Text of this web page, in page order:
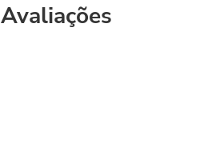
Avaliações